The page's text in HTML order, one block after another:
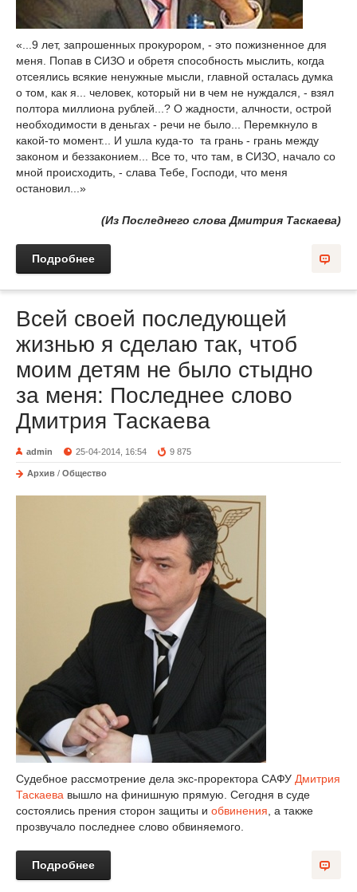
«...9 лет, запрошенных прокурором, - это пожизненное для
меня. Попав в СИЗО и обретя способность мыслить, когда
отсеялись всякие ненужные мысли, главной осталась думка
о том, как я... человек, который ни в чем не нуждался, - взял
полтора миллиона рублей...? О жадности, алчности, острой
необходимости в деньгах - речи не было... Перемкнуло в
какой-то момент... И ушла куда-то та грань - грань между
законом и беззаконием... Все то, что там, в СИЗО, начало со
мной происходить, - слава Тебе, Господи, что меня
остановил...»
(Из Последнего слова Дмитрия Таскаева)
Подробнее
Всей своей последующей
жизнью я сделаю так, чтоб
моим детям не было стыдно
за меня: Последнее слово
Дмитрия Таскаева
admin 25-04-2014, 16:54 9 875
Архив / Общество
Судебное рассмотрение дела экс-проректора САФУ Дмитрия
Таскаева вышло на финишную прямую. Сегодня в суде
состоялись прения сторон защиты и обвинения, а также
прозвучало последнее слово обвиняемого.
Подробнее